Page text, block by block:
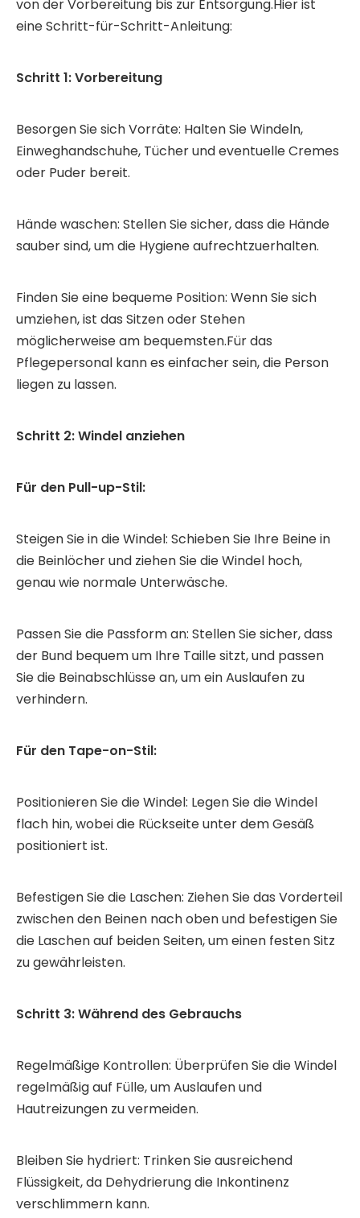
von der Vorbereitung bis zur Entsorgung.Hier ist
eine Schritt-für-Schritt-Anleitung:
Schritt 1: Vorbereitung
Besorgen Sie sich Vorräte: Halten Sie Windeln,
Einweghandschuhe, Tücher und eventuelle Cremes
oder Puder bereit.
Hände waschen: Stellen Sie sicher, dass die Hände
sauber sind, um die Hygiene aufrechtzuerhalten.
Finden Sie eine bequeme Position: Wenn Sie sich
umziehen, ist das Sitzen oder Stehen
möglicherweise am bequemsten.Für das
Pflegepersonal kann es einfacher sein, die Person
liegen zu lassen.
Schritt 2: Windel anziehen
Für den Pull-up-Stil:
Steigen Sie in die Windel: Schieben Sie Ihre Beine in
die Beinlöcher und ziehen Sie die Windel hoch,
genau wie normale Unterwäsche.
Passen Sie die Passform an: Stellen Sie sicher, dass
der Bund bequem um Ihre Taille sitzt, und passen
Sie die Beinabschlüsse an, um ein Auslaufen zu
verhindern.
Für den Tape-on-Stil:
Positionieren Sie die Windel: Legen Sie die Windel
flach hin, wobei die Rückseite unter dem Gesäß
positioniert ist.
Befestigen Sie die Laschen: Ziehen Sie das Vorderteil
zwischen den Beinen nach oben und befestigen Sie
die Laschen auf beiden Seiten, um einen festen Sitz
zu gewährleisten.
Schritt 3: Während des Gebrauchs
Regelmäßige Kontrollen: Überprüfen Sie die Windel
regelmäßig auf Fülle, um Auslaufen und
Hautreizungen zu vermeiden.
Bleiben Sie hydriert: Trinken Sie ausreichend
Flüssigkeit, da Dehydrierung die Inkontinenz
verschlimmern kann.